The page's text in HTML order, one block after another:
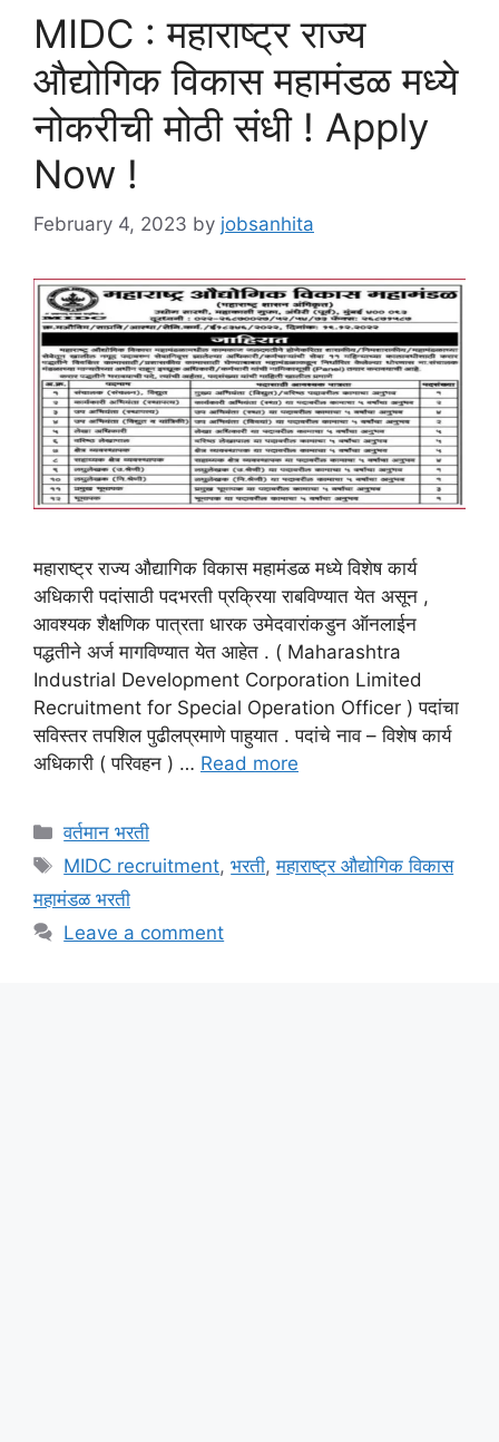
MIDC : महाराष्ट्र राज्य
औद्योगिक विकास महामंडळ मध्ये
नोकरीची मोठी संधी ! Apply
Now !
February 4, 2023 by jobsanhita
महाराष्ट्र राज्य औद्यागिक विकास महामंडळ मध्ये विशेष कार्य
अधिकारी पदांसाठी पदभरती प्रक्रिया राबविण्यात येत असून ,
आवश्यक शैक्षणिक पात्रता धारक उमेदवारांकडुन ऑनलाईन
पद्धतीने अर्ज मागविण्यात येत आहेत . ( Maharashtra
Industrial Development Corporation Limited
Recruitment for Special Operation Officer ) पदांचा
सविस्तर तपशिल पुढीलप्रमाणे पाहुयात . पदांचे नाव – विशेष कार्य
अधिकारी ( परिवहन ) … Read more
Categories
वर्तमान भरती
Tags
MIDC recruitment,भरती,महाराष्ट्र औद्योगिक विकास
महामंडळ भरती
Leave a comment